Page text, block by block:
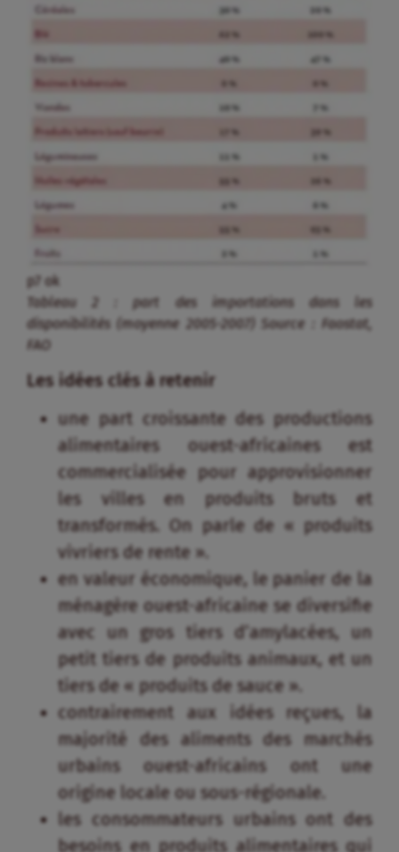
p7 ok
Tableau 2 : part des importations dans les
disponibilités (moyenne 2005-2007) Source : Faostat,
FAO
Les idées clés à retenir
une part croissante des productions
alimentaires ouest-africaines est
commercialisée pour approvisionner
les villes en produits bruts et
en valeur économique, le panier de la
ménagère ouest-africaine se diversifie
avec un gros tiers d’amylacées, un
petit tiers de produits animaux, et un
tiers de « produits de sauce ».
contrairement aux idées reçues, la
majorité des aliments des marchés
urbains ouest-africains ont une
origine locale ou sous-régionale.
les consommateurs urbains ont des
besoins en produits alimentaires qui
évoluent vers davantage de qualité,
de salubrité et de praticité.
Article précédent Article suivant